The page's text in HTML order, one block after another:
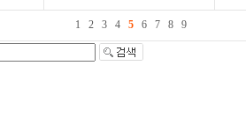
1 2 3 4 5 6 7 8 9